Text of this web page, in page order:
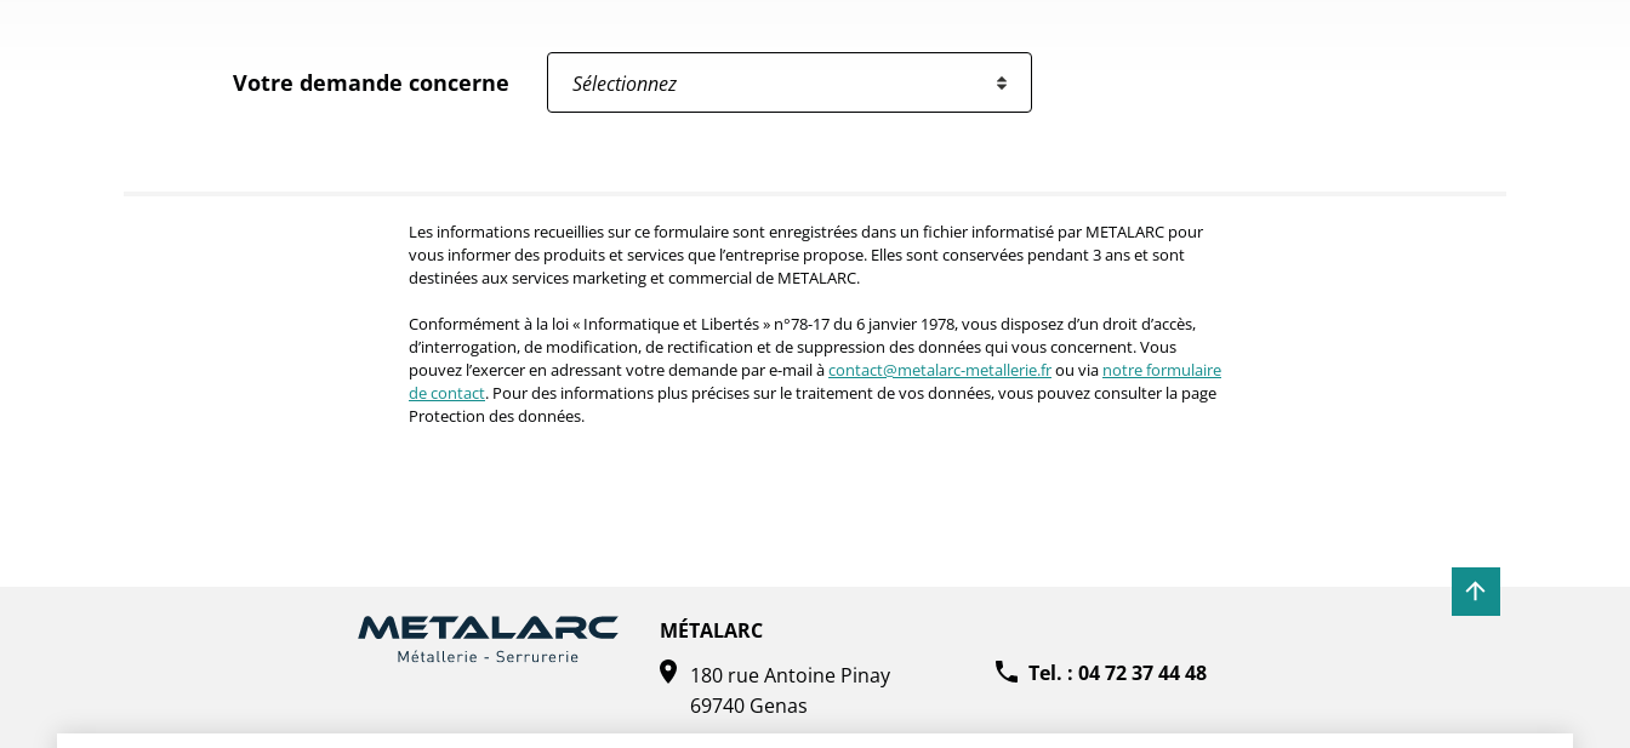
Votre demande concerne
Les informations recueillies sur ce formulaire sont enregistrées dans un fichier informatisé par METALARC pour
vous informer des produits et services que l’entreprise propose. Elles sont conservées pendant 3 ans et sont
destinées aux services marketing et commercial de METALARC.
Conformément à la loi « Informatique et Libertés » n°78-17 du 6 janvier 1978, vous disposez d’un droit d’accès,
d’interrogation, de modification, de rectification et de suppression des données qui vous concernent. Vous
pouvez l’exercer en adressant votre demande par e-mail àcontact@metalarc-metallerie.frou via notre formulaire
de contact. Pour des informations plus précises sur le traitement de vos données, vous pouvez consulter la page
Protection des données.
MÉTALARC
180 rue Antoine Pinay
69740 Genas
Tel. : 04 72 37 44 48